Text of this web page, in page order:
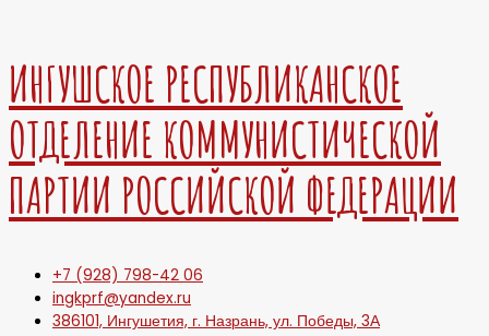
ИНГУШСКОЕ РЕСПУБЛИКАНСКОЕ
ОТДЕЛЕНИЕ КОММУНИСТИЧЕСКОЙ
ПАРТИИ РОССИЙСКОЙ ФЕДЕРАЦИИ
+7 (928) 798-42 06
ingkprf@yandex.ru
386101, Ингушетия, г. Назрань, ул. Победы, 3А